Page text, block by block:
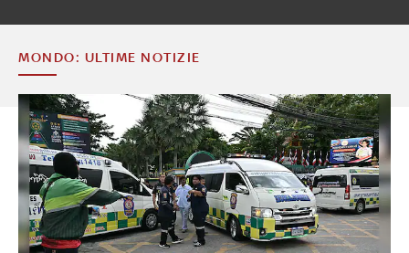
MONDO: ULTIME NOTIZIE